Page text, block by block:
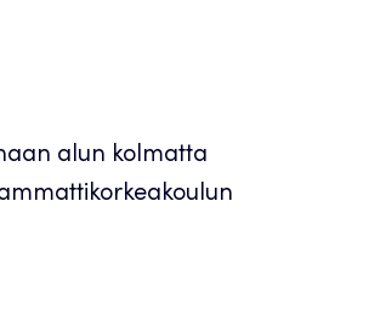
alun kolmatta